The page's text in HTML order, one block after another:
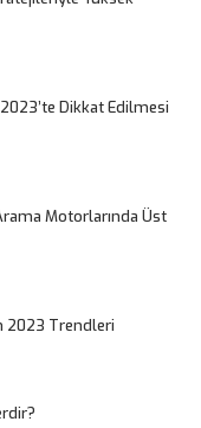
Dikkat Edilmesi
Motorlarında Üst
2023 Trendleri